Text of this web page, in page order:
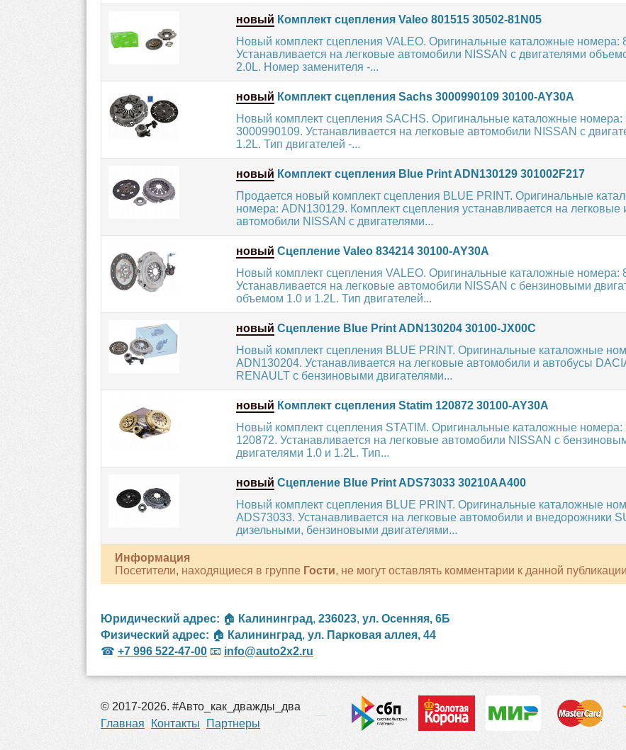
новый Комплект сцепления Valeo 801515 30502-81N05
Новый комплект сцепления VALEO. Оригинальные каталожные номера:
Устанавливается на легковые автомобили NISSAN с двигателями
2.0L. Номер заменителя -...
новый Комплект сцепления Sachs 3000990109 30100-AY30A
Новый комплект сцепления SACHS. Оригинальные каталожные номера:
3000990109. Устанавливается на легковые автомобили NISSAN с
1.2L. Тип двигателей -...
новый Комплект сцепления Blue Print ADN130129 301002F217
Продается новый комплект сцепления BLUE PRINT. Оригинальные
номера: ADN130129. Комплект сцепления устанавливается на легковые
автомобили NISSAN с двигателями...
новый Сцепление Valeo 834214 30100-AY30A
Новый комплект сцепления VALEO. Оригинальные каталожные номера:
Устанавливается на легковые автомобили NISSAN с бензиновыми
объемом 1.0 и 1.2L. Тип двигателей...
новый Сцепление Blue Print ADN130204 30100-JX00C
Новый комплект сцепления BLUE PRINT. Оригинальные каталожные
ADN130204. Устанавливается на легковые автомобили и автобусы
RENAULT с бензиновыми двигателями...
новый Комплект сцепления Statim 120872 30100-AY30A
Новый комплект сцепления STATIM. Оригинальные каталожные номера:
120872. Устанавливается на легковые автомобили NISSAN с
двигателями 1.0 и 1.2L. Тип...
новый Сцепление Blue Print ADS73033 30210AA400
Новый комплект сцепления BLUE PRINT. Оригинальные каталожные
ADS73033. Устанавливается на легковые автомобили и внедорожники
дизельными, бензиновыми двигателями...
Информация
Посетители, находящиеся в группе Гости, не могут оставлять комментарии к данной
Юридический адрес: 🏠 Калининград, 236023, ул. Осенняя, 6Б
Физический адрес: 🏠 Калининград, ул. Парковая аллея, 44
☎ +7 996 522-47-00 📧 info@auto2x2.ru
© 2017-2026. #Авто_как_дважды_два
Главная
Контакты Партнеры